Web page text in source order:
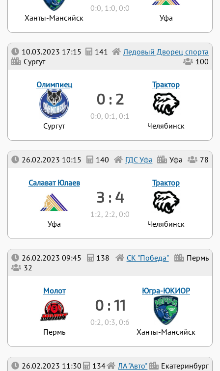
26.02.2023 11:30 134 ЛА "Авто"
Екатеринбург
26.02.2023 09:45 138 СК "Победа"
Пермь
32
Молот
Пермь
0 : 11
0:2, 0:3, 0:6
Югра-ЮКИОР
Ханты-Мансийск
26.02.2023 10:15 140 ГДС Уфа Уфа 78
Салават Юлаев
Уфа
3 : 4
1:2, 2:2, 0:0
Трактор
Челябинск
10.03.2023 17:15 141
Ледовый Дворец спорта
Сургут
100
Олимпиец
Сургут
0 : 2
0:0, 0:1, 0:1
Трактор
Челябинск
Ханты-Мансийск
0:0, 1:0, 0:0
Уфа